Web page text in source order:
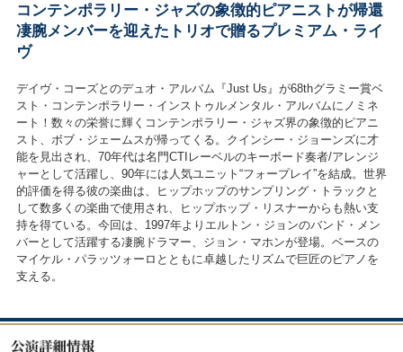
コンテンポラリー・ジャズの象徴的ピアニストが帰還
凄腕メンバーを迎えたトリオで贈るプレミアム・ライ
ヴ
デイヴ・コーズとのデュオ・アルバム『Just Us』が68thグラミー賞ベ
スト・コンテンポラリー・インストゥルメンタル・アルバムにノミネ
ート！数々の栄誉に輝くコンテンポラリー・ジャズ界の象徴的ピアニ
スト、ボブ・ジェームスが帰ってくる。クインシー・ジョーンズに才
能を見出され、70年代は名門CTIレーベルのキーボード奏者/アレンジ
ャーとして活躍し、90年には人気ユニット“フォープレイ”を結成。世界
的評価を得る彼の楽曲は、ヒップホップのサンプリング・トラックと
して数多くの楽曲で使用され、ヒップホップ・リスナーからも熱い支
持を得ている。今回は、1997年よりエルトン・ジョンのバンド・メン
バーとして活躍する凄腕ドラマー、ジョン・マホンが登場。ベースの
マイケル・パラッツォーロとともに卓越したリズムで巨匠のピアノを
支える。